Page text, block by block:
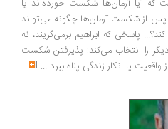
شکست خورده‌اند یا
آرمان‌ها چگونه می‌تواند
که ابراهیم برمی‌گزیند، نه
می‌کند: پذیرفتن شکست
انکار زندگی پناه ببرد...